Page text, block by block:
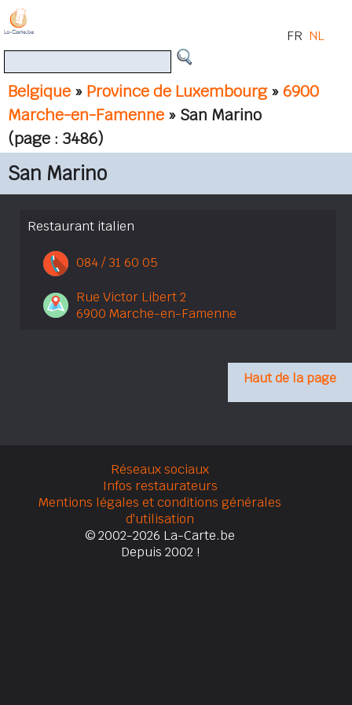
Belgique » Province de Luxembourg»6900
Marche-en-Famenne » San Marino
(page : 3486)
FR NL
San Marino
Restaurant italien
084 / 31 60 05
Rue Victor Libert 2
6900 Marche-en-Famenne
Haut de la page
Réseaux sociaux
Infos restaurateurs
Mentions légales et conditions générales
d'utilisation
© 2002-2026 La-Carte.be
Depuis 2002 !